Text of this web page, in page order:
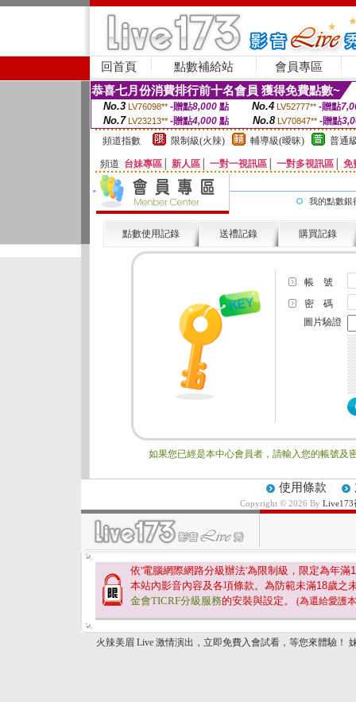
回首頁 點數補給站 會員專區
恭喜七月份消費排行前十名會員 獲得免費點數~
No.3 LV76098** -贈點8,000點 No.4 LV52777** -贈點
No.7 LV23213** -贈點4,000 點 No.8 LV70847** -贈點
頻道指數
限制級(火辣) 輔導級(曖昧) 普通
頻道 台妹專區 新人區 一對一視訊區 一對多視訊區 免
我的點數銀
點數使用記錄 送禮記錄 購買記錄
帳 號
密 碼
圖片驗證
如果您已經是本中心會員者，請輸入您的帳號及
使用條款
Copyright © 2026 By Live173
依'電腦網際網路分級辦法'為限制級，限定為年滿
本站內影音內容及各項條款。為防範未滿18歲之
金會TICRF分級服務的安裝與設定。 (為還給愛護
火辣美眉 Live 激情演出，立即免費入會試看，等您來體驗！